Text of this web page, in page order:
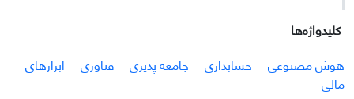
کلیدواژه‌ها
هوش مصنوعی
حسابداری جامعه پذیری فناوری
ابزارهای
مالی